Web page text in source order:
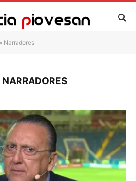
» Narradores
NARRADORES